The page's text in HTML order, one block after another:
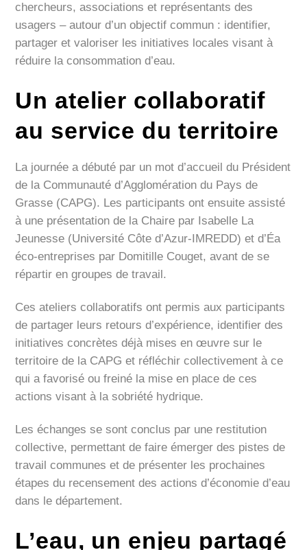
chercheurs, associations et représentants des
usagers – autour d’un objectif commun : identifier,
partager et valoriser les initiatives locales visant à
réduire la consommation d’eau.
Un atelier collaboratif
au service du territoire
La journée a débuté par un mot d’accueil du Président
de la Communauté d’Agglomération du Pays de
Grasse (CAPG). Les participants ont ensuite assisté
à une présentation de la Chaire par Isabelle La
Jeunesse (Université Côte d’Azur-IMREDD) et d’Éa
éco-entreprises par Domitille Couget, avant de se
répartir en groupes de travail.
Ces ateliers collaboratifs ont permis aux participants
de partager leurs retours d’expérience, identifier des
initiatives concrètes déjà mises en œuvre sur le
territoire de la CAPG et réfléchir collectivement à ce
qui a favorisé ou freiné la mise en place de ces
actions visant à la sobriété hydrique.
Les échanges se sont conclus par une restitution
collective, permettant de faire émerger des pistes de
travail communes et de présenter les prochaines
étapes du recensement des actions d’économie d’eau
dans le département.
L’eau, un enjeu partagé